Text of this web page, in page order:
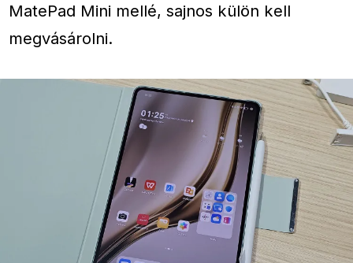
MatePad Mini mellé, sajnos külön kell
megvásárolni.